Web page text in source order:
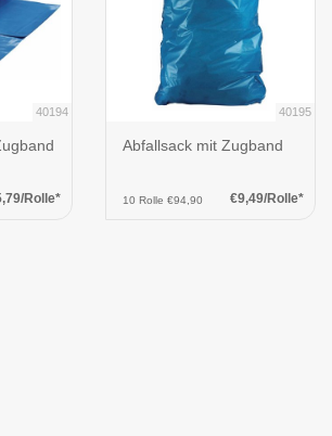
40194
Rolle*
40195
Abfallsack mit Zugband
10 Rolle €94,90 €9,49/Rolle*